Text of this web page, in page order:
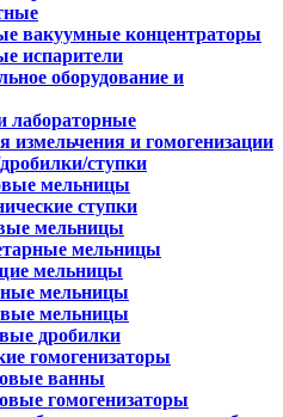
вакуумные концентраторы
испарители
оборудование и
лабораторные
измельчения и гомогенизации
ступки
мельницы
ступки
мельницы
мельницы
мельницы
мельницы
мельницы
дробилки
гомогенизаторы
ванны
гомогенизаторы